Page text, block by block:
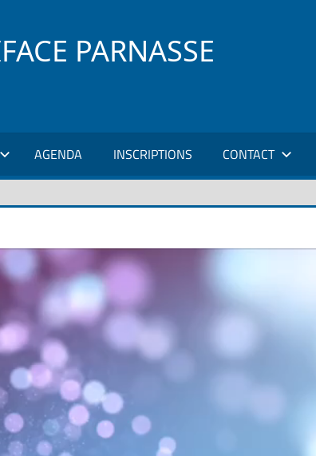
PARNASSE
AGENDA INSCRIPTIONS CONTACT